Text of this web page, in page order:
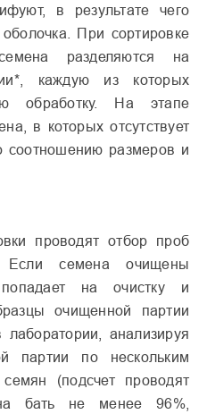
в результате чего
При сортировке
разделяются на
каждую из которых
обработку. На этапе
в которых отсутствует
соотношению размеров и
проводят отбор проб
семена очищены
попадает на очистку и
очищенной партии
анализируя
партии по нескольким
(подсчет проводят
бать не менее 96%,